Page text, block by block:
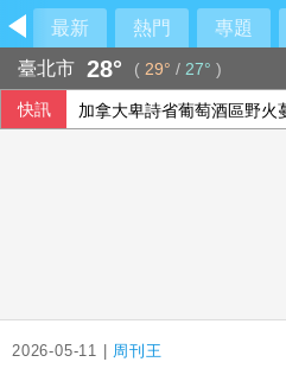
最新 熱門 專題
臺北市 28° ( 29° / 27° )
快訊 加拿大卑詩省葡萄酒區野
2026-05-11 | 周刊王